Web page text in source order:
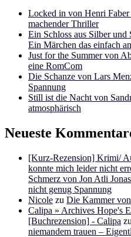
Locked in von Henri
machender Thriller
Ein Schloss aus Silber
Ein Märchen das einfach
Just for the Summer von
eine RomCom
Die Schanze von Lars
Spannung
Still ist die Nacht von
atmosphärisch
Neueste
[Kurz-Rezension] Krimi/
konnte mich leider nicht
Schmerz von Jon Atli
nicht genug Spannung
Nicole zu Die Kammer
Calipa » Archives Hope's
[Buchrezension] - Calipa zu
niemandem trauen –